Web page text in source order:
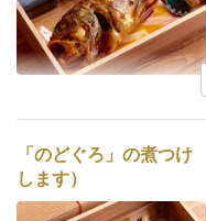
「のどぐろ」の煮つ
します）